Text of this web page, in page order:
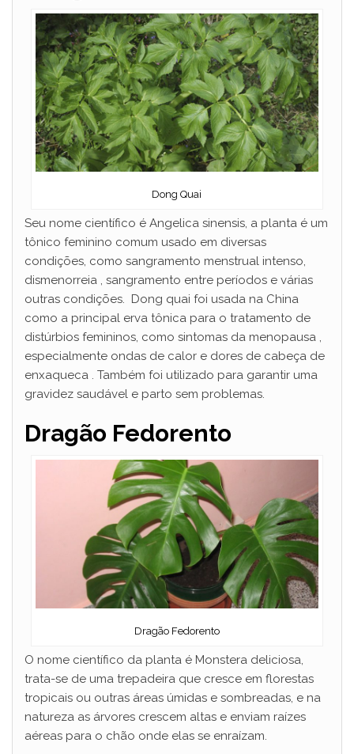
Dong Quai
Seu nome científico é Angelica sinensis, a planta é um
tônico feminino comum usado em diversas
condições, como sangramento menstrual intenso,
dismenorreia , sangramento entre períodos e várias
outras condições. Dong quai foi usada na China
como a principal erva tônica para o tratamento de
distúrbios femininos, como sintomas da menopausa ,
especialmente ondas de calor e dores de cabeça de
enxaqueca . Também foi utilizado para garantir uma
gravidez saudável e parto sem problemas.
Dragão Fedorento
Dragão Fedorento
O nome científico da planta é Monstera deliciosa,
trata-se de uma trepadeira que cresce em florestas
tropicais ou outras áreas úmidas e sombreadas, e na
natureza as árvores crescem altas e enviam raízes
aéreas para o chão onde elas se enraízam.